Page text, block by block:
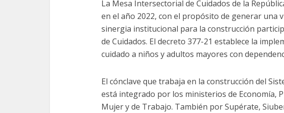
La Mesa Intersectorial de Cuidados de la
en el año 2022, con el propósito de generar una
sinergia institucional para la construcción
de Cuidados. El decreto 377-21 establece la
cuidado a niños y adultos mayores con
El cónclave que trabaja en la construcción del
está integrado por los ministerios de Economía,
Mujer y de Trabajo. También por Supérate,